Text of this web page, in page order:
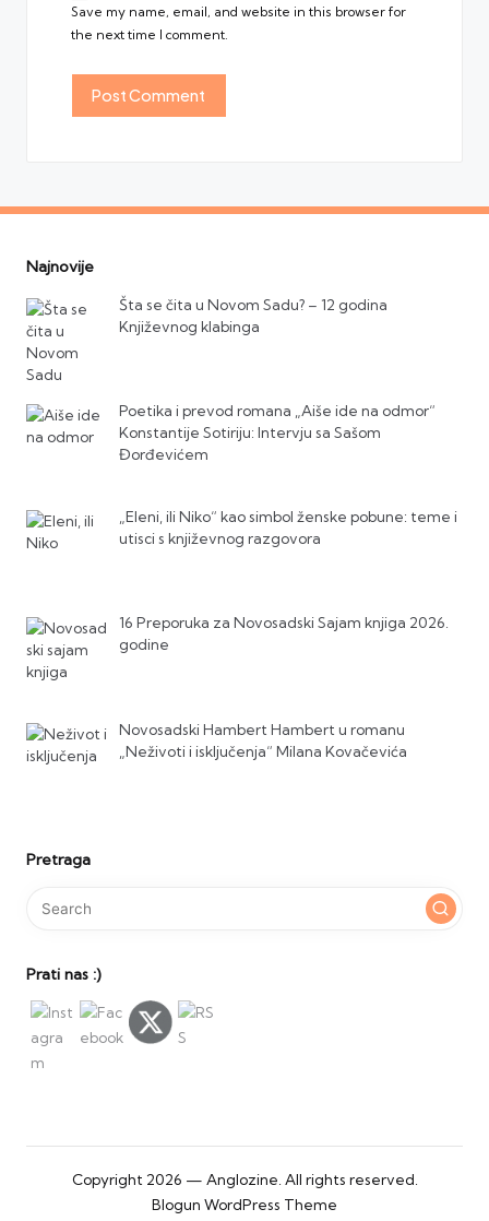
Save my name, email, and website in this browser for
the next time I comment.
Najnovije
Šta se čita u Novom Sadu? – 12 godina
Književnog klabinga
Poetika i prevod romana „Aiše ide na odmor“
Konstantije Sotiriju: Intervju sa Sašom
Đorđevićem
„Eleni, ili Niko“ kao simbol ženske pobune: teme i
utisci s književnog razgovora
16 Preporuka za Novosadski Sajam knjiga 2026.
godine
Novosadski Hambert Hambert u romanu
„Neživoti i isključenja“ Milana Kovačevića
Pretraga
Prati nas :)
Copyright 2026 — Anglozine. All rights reserved.
Blogun WordPress Theme